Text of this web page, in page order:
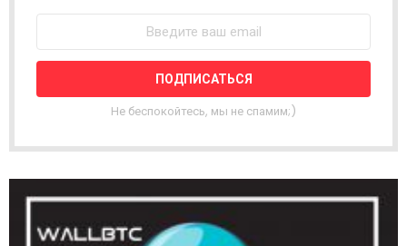
В
С
Т
Н
Р
С
С
Л
Не беспокойтесь, мы не спамим;)